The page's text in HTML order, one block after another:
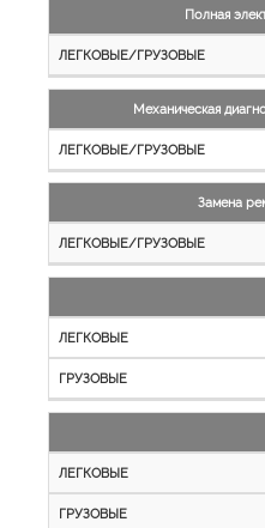
Полная
Механическая
Замена